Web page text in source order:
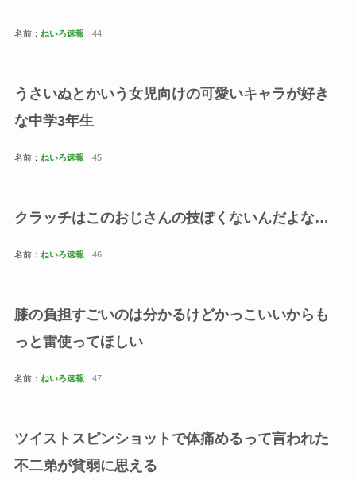
名前： ねいろ速報 44
うさいぬとかいう女児向けの可愛いキャラが好き
な中学3年生
名前： ねいろ速報 45
クラッチはこのおじさんの技ぽくないんだよな…
名前： ねいろ速報 46
膝の負担すごいのは分かるけどかっこいいからも
っと雷使ってほしい
名前： ねいろ速報 47
ツイストスピンショットで体痛めるって言われた
不二弟が貧弱に思える